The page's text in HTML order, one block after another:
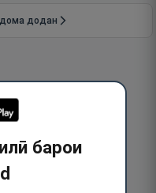
додан
барои